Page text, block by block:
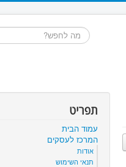
חיפוש...
תפריט
עמוד הבית
המרכז לעסקים
אודות
תנאי השימוש